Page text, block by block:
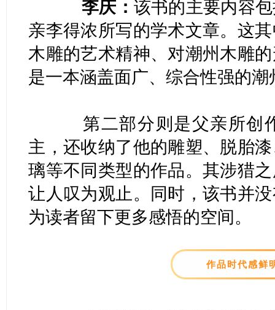
李庆： 该书的主要内容
亲李得浓所写的学术文章。这
木雕的艺术精神、对潮州木雕
是一本涵盖面广、综合性强的潮
第二部分则是父亲所创
主，还收纳了他的雕塑、脱胎
璃等不同类型的作品。其涉猎
让人叹为观止。同时，该书并
为读者留下更多感悟的空间。
作品时代感鲜